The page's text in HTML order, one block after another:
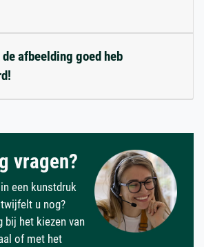
afbeelding goed heb
vragen?
een kunstdruk
u nog?
bij het kiezen van
of met het